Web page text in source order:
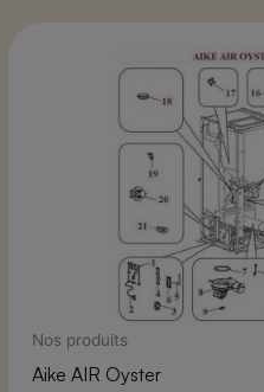
Nos produits
Aike AIR Oyster